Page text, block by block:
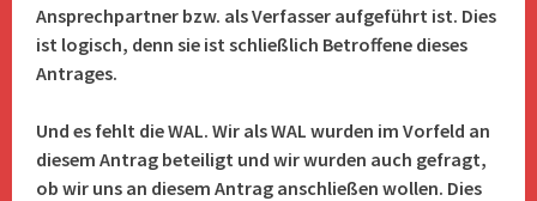
Ansprechpartner bzw. als Verfasser aufgeführt ist. Dies
ist logisch, denn sie ist schließlich Betroffene dieses
Antrages.
Und es fehlt die WAL. Wir als WAL wurden im Vorfeld an
diesem Antrag beteiligt und wir wurden auch gefragt,
ob wir uns an diesem Antrag anschließen wollen. Dies